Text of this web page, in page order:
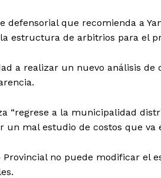
defensorial que recomienda a
estructura de arbitrios para el
a realizar un nuevo análisis de
“regrese a la municipalidad
mal estudio de costos que va
no puede modificar el